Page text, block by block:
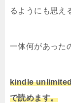
るようにも思え
一体何があった
kindle unlimited
で読めます。